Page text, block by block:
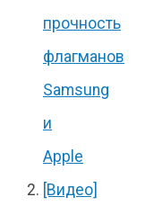
прочность
флагманов
Samsung
и
Apple
[Видео]